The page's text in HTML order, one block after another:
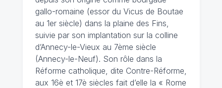
gallo-romaine (essor du Vicus de Boutae
au 1er siècle) dans la plaine des Fins,
suivie par son implantation sur la colline
d’Annecy-le-Vieux au 7ème siècle
(Annecy-le-Neuf). Son rôle dans la
Réforme catholique, dite Contre-Réforme,
aux 16è et 17è siècles fait d’elle la « Rome